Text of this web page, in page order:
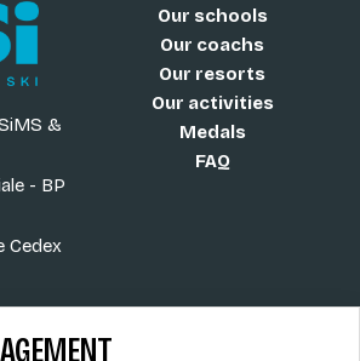
&
- BP
Cedex
Our schools
Our coachs
Our resorts
Our activities
Medals
FAQ